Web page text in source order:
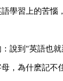
學習上的苦惱
說到"英語也
，為什麽記不